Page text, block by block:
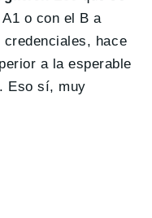
o con el B a
hace
a la esperable
Eso sí, muy